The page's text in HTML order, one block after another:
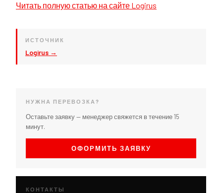
Читать полную статью на сайте Logirus
ИСТОЧНИК
Logirus →
НУЖНА ПЕРЕВОЗКА?
Оставьте заявку — менеджер свяжется в течение 15
минут.
ОФОРМИТЬ ЗАЯВКУ
КОНТАКТЫ